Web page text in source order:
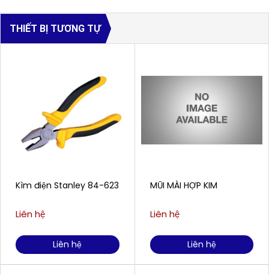
THIẾT BỊ TƯƠNG TỰ
Kìm điện Stanley 84-623
Liên hệ
Liên hệ
MŨI MÀI HỢP KIM
Liên hệ
Liên hệ